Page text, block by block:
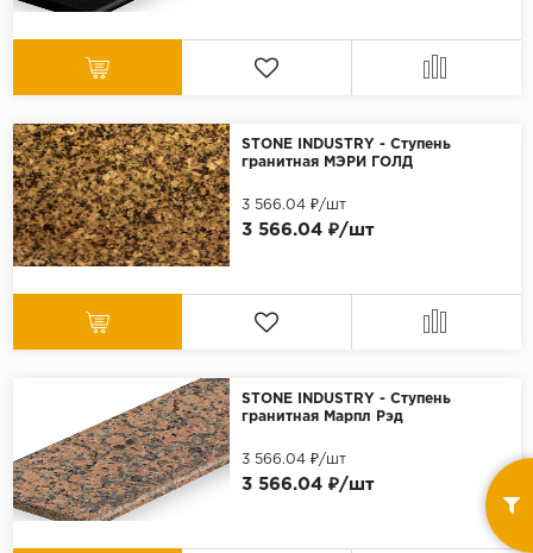
STONE INDUSTRY - Ступень
гранитная МЭРИ ГОЛД
3 566.04 ₽/шт
3 566.04 ₽/шт
STONE INDUSTRY - Ступень
гранитная Марпл Рэд
3 566.04 ₽/шт
3 566.04 ₽/шт